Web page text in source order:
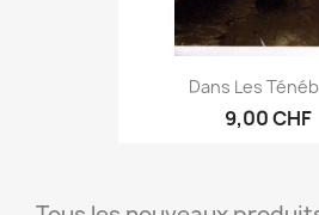
Dans Les
9,00 CHF